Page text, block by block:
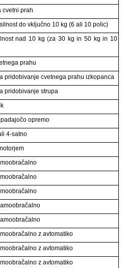
cvetni prah
do vključno 10 kg (6 ali 10 polic)
nad 10 kg (za 30 kg in 50 kg in 10
prahu
pridobivanje cvetnega prahu izkopanca
pridobivanje strupa
opremo
4-satno
z avtomatiko
z avtomatiko
z avtomatiko